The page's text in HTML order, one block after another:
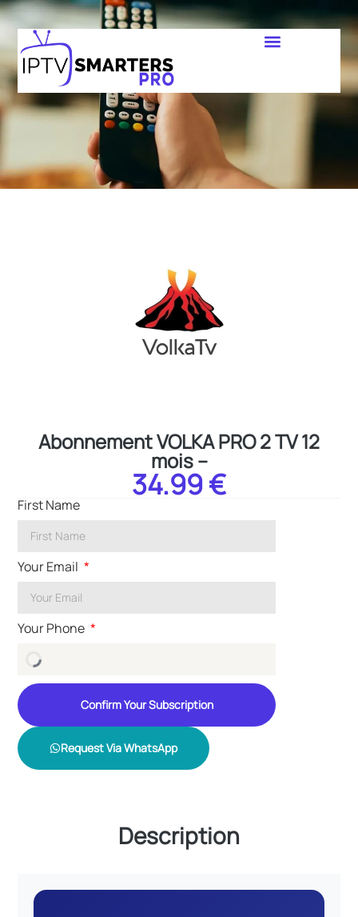
Abonnement VOLKA PRO 2 TV 12
mois –
34.99 €
First Name
Your Email
Your Phone
Confirm Your Subscription
Request Via WhatsApp
Description